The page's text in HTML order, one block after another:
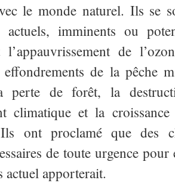
le monde naturel. Ils se
actuels, imminents ou
l’appauvrissement de
de la pêche
perte de forêt, la
climatique et la
Ils ont proclaméque des
de toute urgence
actuel apporterait.